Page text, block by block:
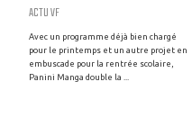
ACTU VF
Avec un programme déjà bien chargé
pour le printemps et un autre projet en
embuscade pour la rentrée scolaire,
Panini Manga double la ...